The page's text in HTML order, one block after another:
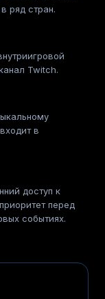
ряд стран.
Twitch.
в
доступ к
перед
событиях.